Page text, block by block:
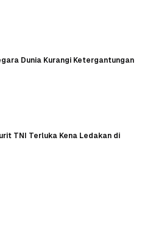
Dunia Kurangi Ketergantungan
TNI Terluka Kena Ledakan di